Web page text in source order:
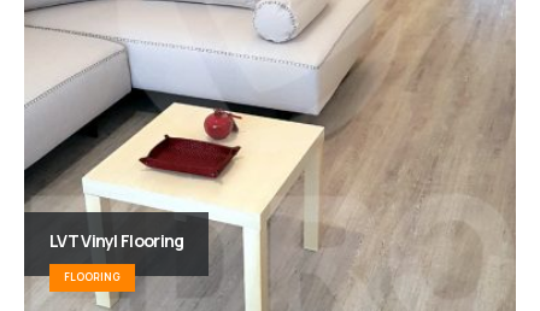
LVT Vinyl Flooring
FLOORING